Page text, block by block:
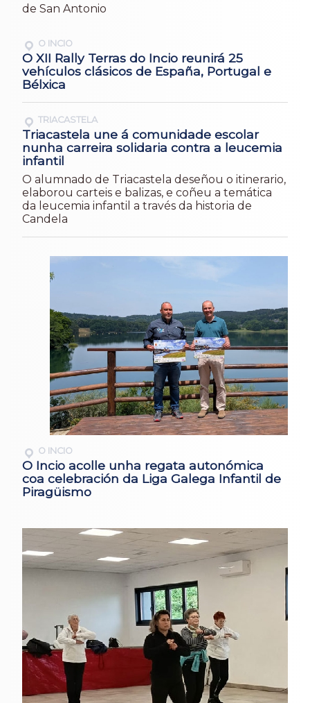
de San Antonio
O INCIO
O XII Rally Terras do Incio reunirá 25
vehículos clásicos de España, Portugal e
Bélxica
TRIACASTELA
Triacastela une á comunidade escolar
nunha carreira solidaria contra a leucemia
infantil
O alumnado de Triacastela deseñou o itinerario,
elaborou carteis e balizas, e coñeu a temática
da leucemia infantil a través da historia de
Candela
O INCIO
O Incio acolle unha regata autonómica
coa celebración da Liga Galega Infantil de
Piragüismo